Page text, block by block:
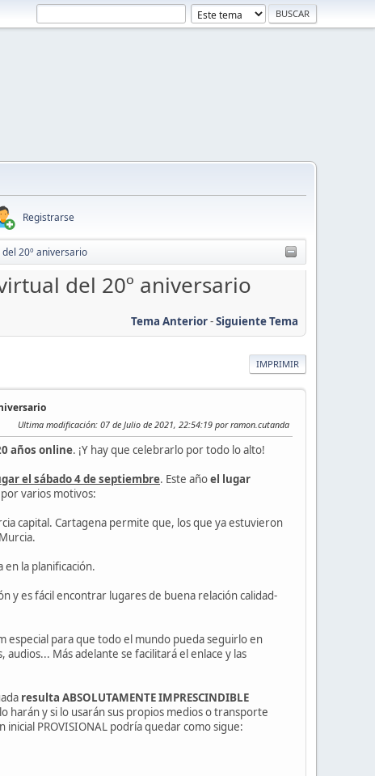
Registrarse
20º aniversario
del 20º aniversario
Tema Anterior-Siguiente Tema
IMPRIMIR
Ultima modificación: 07 de Julio de 2021, 22:54:19 por ramon.cutanda
años online. ¡Y hay que celebrarlo por todo lo alto!
el sábado 4 de septiembre. Este añoel lugar
varios motivos:
capital. Cartagena permite que, los que ya estuvieron
en la planificación.
y es fácil encontrar lugares de buena relación calidad-
especial para que todo el mundo pueda seguirlo en
Más adelante se facilitará el enlace y las
resulta ABSOLUTAMENTE IMPRESCINDIBLE
harán y si lo usarán sus propios medios o transporte
PROVISIONAL podría quedar como sigue: